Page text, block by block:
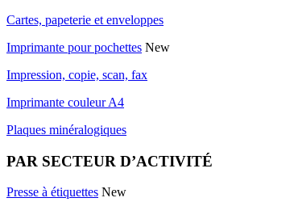
Cartes, papeterie et enveloppes
Imprimante pour pochettes New
Impression, copie, scan, fax
Imprimante couleur A4
Plaques minéralogiques
PAR SECTEUR D’ACTIVITÉ
Presse à étiquettes New